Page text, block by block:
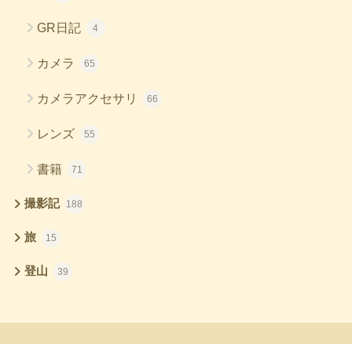
GR日記 4
カメラ 65
カメラアクセサリ 66
レンズ 55
書籍 71
撮影記 188
旅 15
登山 39